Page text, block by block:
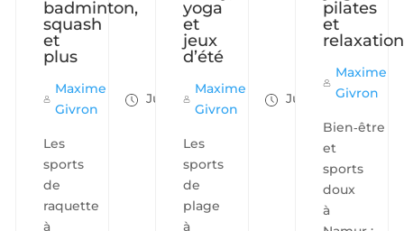
badminton,
squash
et
plus
Maxime
Givron
Juil 24, 2025
Les
sports
de
raquette
à
yoga
et
jeux
d’été
Maxime
Givron
Juil 24, 2025
Les
sports
de
plage
à
pilates
et
relaxation
Maxime
Givron
Bien‑être
et
sports
doux
à